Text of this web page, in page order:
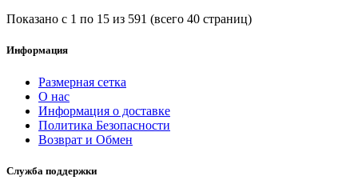
Показано с 1 по 15 из 591 (всего 40 страниц)
Информация
Размерная сетка
О нас
Информация о доставке
Политика Безопасности
Возврат и Обмен
Служба поддержки